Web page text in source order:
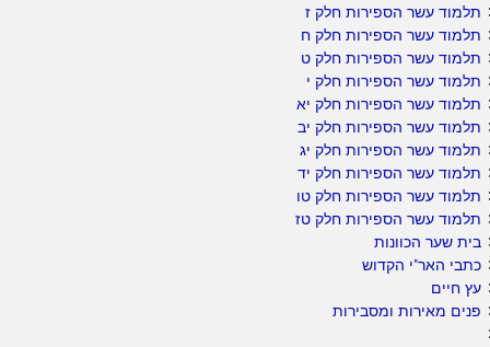
תלמוד עשר הספירות חלק ז
תלמוד עשר הספירות חלק ח
תלמוד עשר הספירות חלק ט
תלמוד עשר הספירות חלק י
תלמוד עשר הספירות חלק יא
תלמוד עשר הספירות חלק יב
תלמוד עשר הספירות חלק יג
תלמוד עשר הספירות חלק יד
תלמוד עשר הספירות חלק טו
תלמוד עשר הספירות חלק טז
בית שער הכוונות
כתבי האר"י הקדוש
עץ חיים
פנים מאירות ומסבירות